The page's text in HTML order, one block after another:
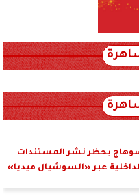
يحظر نشر المستندات
عبر «السوشيال ميديا»